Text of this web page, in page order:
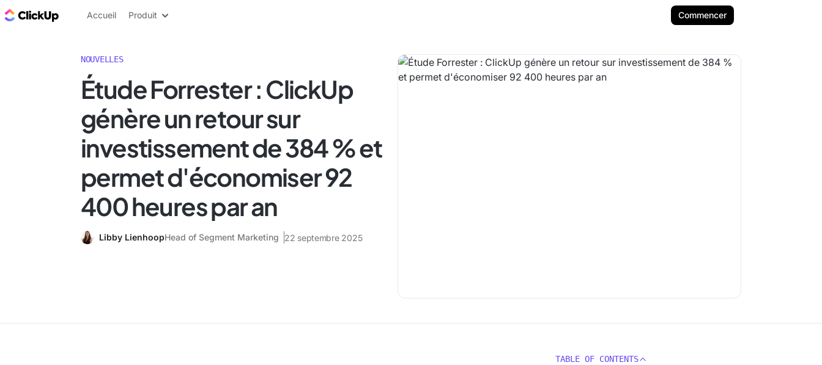
ClickUp Blog
Accueil Produit Commencer
NOUVELLES
Étude Forrester : ClickUp
génère un retour sur
investissement de 384 % et
permet d'économiser 92
400 heures par an
Libby LienhoopHead of Segment Marketing 22 septembre 2025
TABLE OF CONTENTS